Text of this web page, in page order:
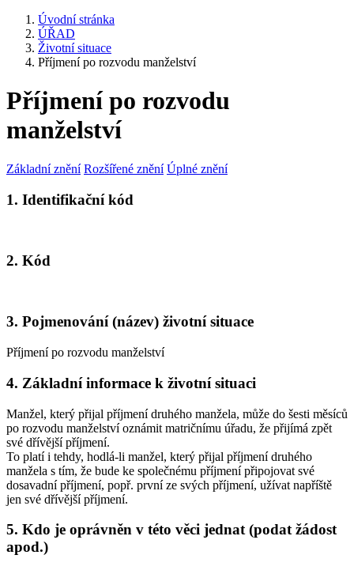
Úvodní stránka
ÚŘAD
Životní situace
Příjmení po rozvodu manželství
Příjmení po rozvodu
manželství
Základní znění Rozšířené znění Úplné znění
1. Identifikační kód
2. Kód
3. Pojmenování (název) životní situace
Příjmení po rozvodu manželství
4. Základní informace k životní situaci
Manžel, který přijal příjmení druhého manžela, může do šesti měsíců
po rozvodu manželství oznámit matričnímu úřadu, že přijímá zpět
své dřívější příjmení.
To platí i tehdy, hodlá-li manžel, který přijal příjmení druhého
manžela s tím, že bude ke společnému příjmení připojovat své
dosavadní příjmení, popř. první ze svých příjmení, užívat napříště
jen své dřívější příjmení.
5. Kdo je oprávněn v této věci jednat (podat žádost
apod.)